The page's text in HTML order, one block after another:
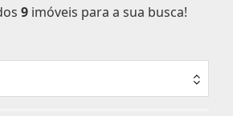
9 imóveis para a sua busca!